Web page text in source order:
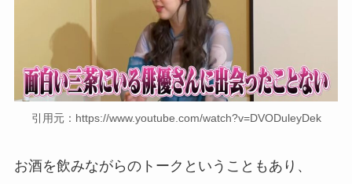
引用元：https://www.youtube.com/watch?v=DVODuleyDek
お酒を飲みながらのトークということもあり、